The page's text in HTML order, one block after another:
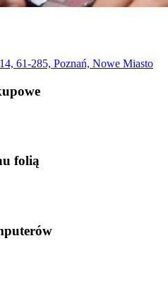
61-285, Poznań, Nowe Miasto
folią